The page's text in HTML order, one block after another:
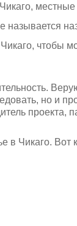
чтобы
но и
проекта,
в Чикаго. Вот